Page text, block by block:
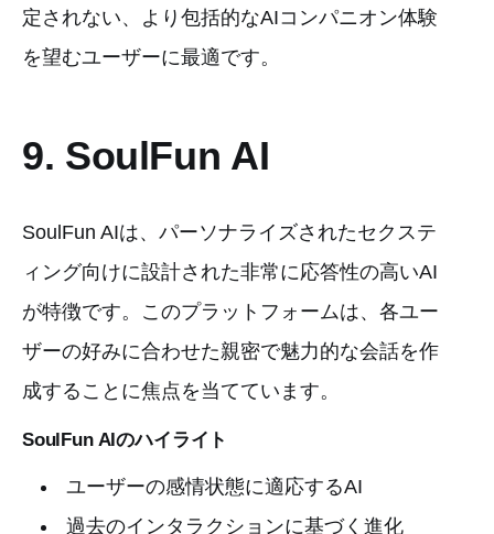
定されない、より包括的なAIコンパニオン体験
を望むユーザーに最適です。
9. SoulFun AI
SoulFun AIは、パーソナライズされたセクステ
ィング向けに設計された非常に応答性の高いAI
が特徴です。このプラットフォームは、各ユー
ザーの好みに合わせた親密で魅力的な会話を作
成することに焦点を当てています。
SoulFun AIのハイライト
ユーザーの感情状態に適応するAI
過去のインタラクションに基づく進化